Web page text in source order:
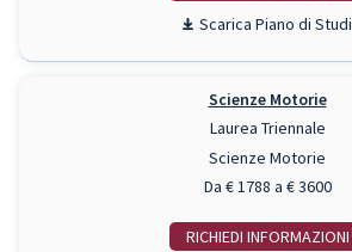
Piano di Studi
Scienze Motorie
Laurea Triennale
Scienze Motorie
Da € 1788 a € 3600
RICHIEDI INFO